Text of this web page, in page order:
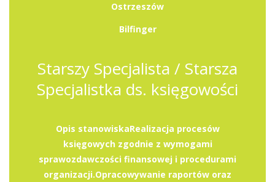
Ostrzeszów
Bilfinger
Starszy Specjalista / Starsza
Specjalistka ds. księgowości
Opis stanowiskaRealizacja procesów
księgowych zgodnie z wymogami
sprawozdawczości finansowej i procedurami
organizacji.Opracowywanie raportów oraz